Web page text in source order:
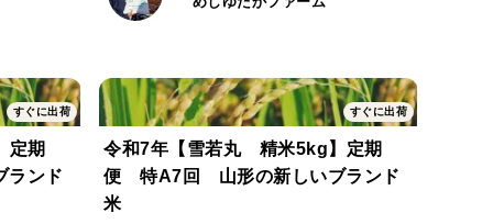
分づき、五分づき、七分づき、お好みの分づきを
すぐに出荷
定期
ンド
すぐに出荷
令和7年【雪若丸 精米5kg】定期
便 特A7回 山形の新しいブランド
米